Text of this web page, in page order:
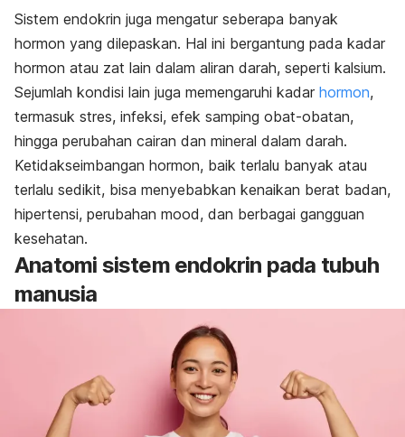
Sistem endokrin juga mengatur seberapa banyak
hormon yang dilepaskan. Hal ini bergantung pada kadar
hormon atau zat lain dalam aliran darah, seperti kalsium.
Sejumlah kondisi lain juga memengaruhi kadar hormon,
termasuk stres, infeksi, efek samping obat-obatan,
hingga perubahan cairan dan mineral dalam darah.
Ketidakseimbangan hormon, baik terlalu banyak atau
terlalu sedikit, bisa menyebabkan kenaikan berat badan,
hipertensi, perubahan mood, dan berbagai gangguan
kesehatan.
Anatomi sistem endokrin pada tubuh
manusia